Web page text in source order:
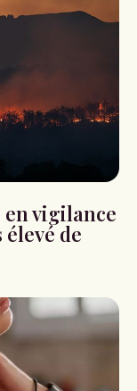
en vigilance
de